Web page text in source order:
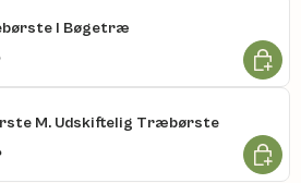
I Bøgetræ
Læg i
M. Udskiftelig Træbørste
Læg i